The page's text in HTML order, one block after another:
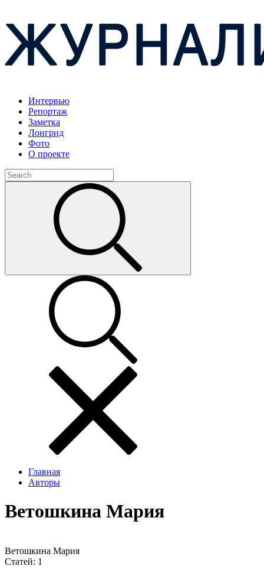
Интервью
Репортаж
Заметка
Лонгрид
Фото
О проекте
Главная
Авторы
Ветошкина Мария
Ветошкина Мария
Статей: 1